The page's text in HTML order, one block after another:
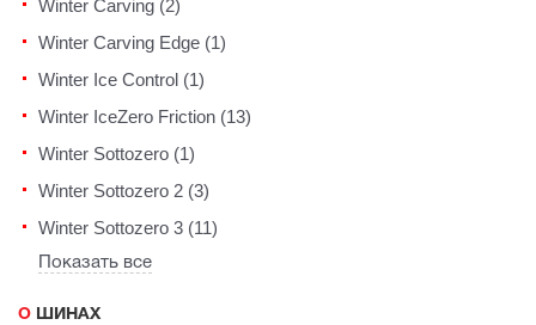
Winter Carving (2)
Winter Carving Edge (1)
Winter Ice Control (1)
Winter IceZero Friction (13)
Winter Sottozero (1)
Winter Sottozero 2 (3)
Winter Sottozero 3 (11)
Показать все
О ШИНАХ